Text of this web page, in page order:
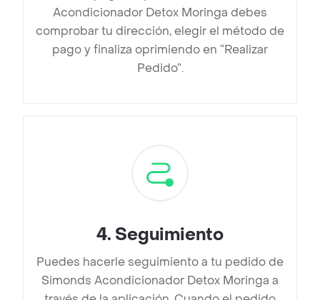
Acondicionador Detox Moringa debes
comprobar tu dirección, elegir el método de
pago y finaliza oprimiendo en “Realizar
Pedido”.
4. Seguimiento
Puedes hacerle seguimiento a tu pedido de
Simonds Acondicionador Detox Moringa a